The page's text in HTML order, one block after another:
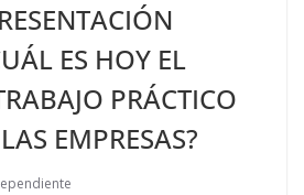
ES HOY EL
PRÁCTICO
EMPRESAS?